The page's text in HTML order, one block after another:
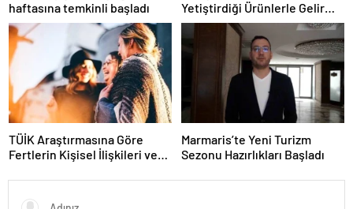
haftasına temkinli başladı
Yetiştirdiği Ürünlerle Gelir
Elde Ediyor
TÜİK Araştırmasına Göre
Fertlerin Kişisel İlişkileri ve
Marmaris’te Yeni Turizm
Sezonu Hazırlıkları Başladı